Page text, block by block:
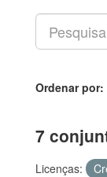
Ordenar por
7
Licenças: